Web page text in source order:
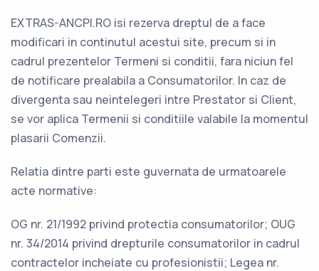
EXTRAS-ANCPI.RO isi rezerva dreptul de a face
modificari in continutul acestui site, precum si in
cadrul prezentelor Termeni si conditii, fara niciun fel
de notificare prealabila a Consumatorilor. In caz de
divergenta sau neintelegeri intre Prestator si Client,
se vor aplica Termenii si conditiile valabile la momentul
plasarii Comenzii.
Relatia dintre parti este guvernata de urmatoarele
acte normative:
OG nr. 21/1992 privind protectia consumatorilor; OUG
nr. 34/2014 privind drepturile consumatorilor in cadrul
contractelor incheiate cu profesionistii; Legea nr.